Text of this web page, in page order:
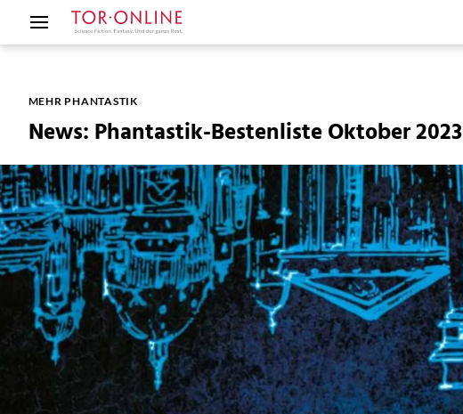
MEHR PHANTASTIK
News: Phantastik-Bestenliste Oktober 2023